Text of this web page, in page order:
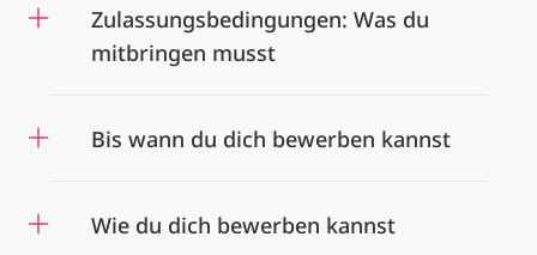
Zulassungsbedingungen: Was du
mitbringen musst
Bis wann du dich bewerben kannst
Wie du dich bewerben kannst